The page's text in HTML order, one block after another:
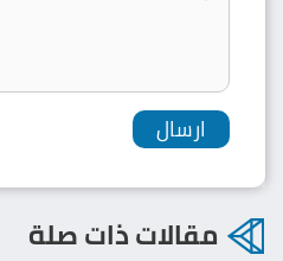
مقالات ذات صلة